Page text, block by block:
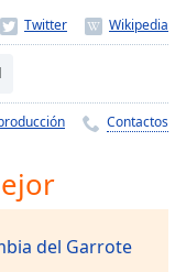
Contactos
del Garrote